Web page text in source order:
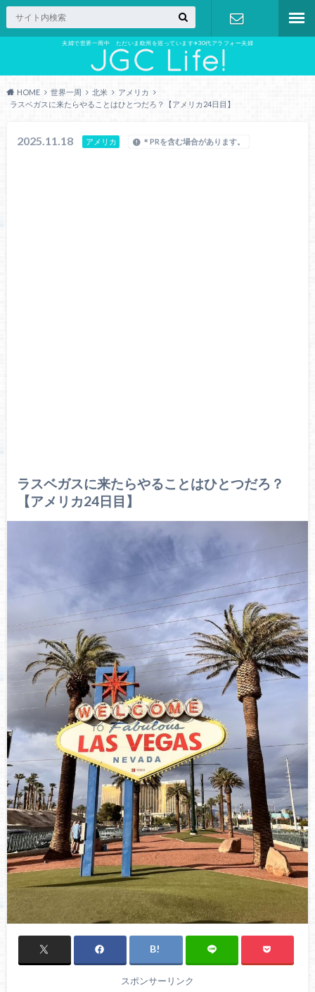
夫婦で世界一周中 ただいま欧州を巡っています✈︎30代アラフォー夫婦
お問い合わ
HOME 世界一周 北米
アメリカ
ラスベガスに来たらやることはひとつだろ？【アメリカ24日目】
2025.11.18 アメリカ ＊PRを含む場合があります。
ラスベガスに来たらやることはひとつだろ？
【アメリカ24日目】
スポンサーリンク